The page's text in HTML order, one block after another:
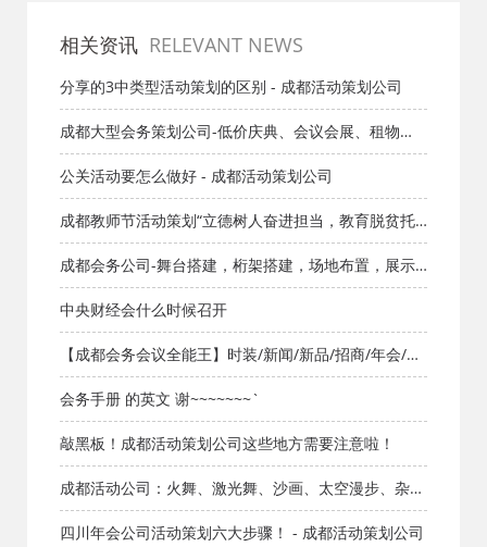
相关资讯 RELEVANT NEWS
分享的3中类型活动策划的区别 - 成都活动策划公司
成都大型会务策划公司-低价庆典、会议会展、租物
料、主持礼仪、展览策划、
公关活动要怎么做好 - 成都活动策划公司
成都教师节活动策划“立德树人奋进担当，教育脱贫托
举希望”主题活动策划_教师节活动方案_节日方案_成都
活动公司网
成都会务公司-舞台搭建，桁架搭建，场地布置，展示
展览
中央财经会什么时候召开
【成都会务会议全能王】时装/新闻/新品/招商/年会/答
谢会全包，25年专业团队，13608068886让每场会议
都出彩！
会务手册 的英文 谢~~~~~~~`
敲黑板！成都活动策划公司这些地方需要注意啦！
成都活动公司：火舞、激光舞、沙画、太空漫步、杂
技，主持人 - 成都活动策划公司
四川年会公司活动策划六大步骤！ - 成都活动策划公司